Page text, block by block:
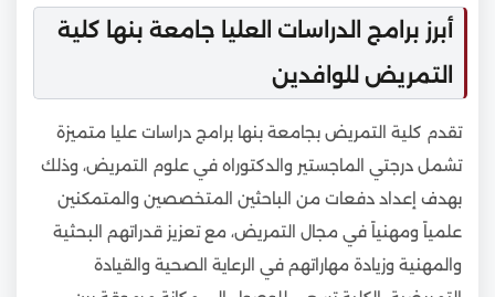
أبرز برامج الدراسات العليا جامعة بنها كلية
التمريض للوافدين
تقدم كلية التمريض بجامعة بنها برامج دراسات عليا متميزة
تشمل درجتي الماجستير والدكتوراه في علوم التمريض، وذلك
بهدف إعداد دفعات من الباحثين المتخصصين والمتمكنين
علمياً ومهنياً في مجال التمريض، مع تعزيز قدراتهم البحثية
والمهنية وزيادة مهاراتهم في الرعاية الصحية والقيادة